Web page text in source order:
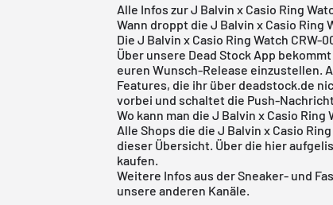
Alle Infos zur J Balvin x Casio Ring
Wann droppt die J Balvin x Casio Ring
Die J Balvin x Casio Ring Watch CRW-
Über unsere Dead Stock App
euren Wunsch-Release einzustellen.
Features, die ihr über deadstock.de
vorbei und schaltet die Push-
Wo kann man die J Balvin x Casio Ring
Alle Shops die die J Balvin x Casio
dieser Übersicht. Über die hier
kaufen.
Weitere Infos aus derSneaker- und
unsere anderen Kanäle.